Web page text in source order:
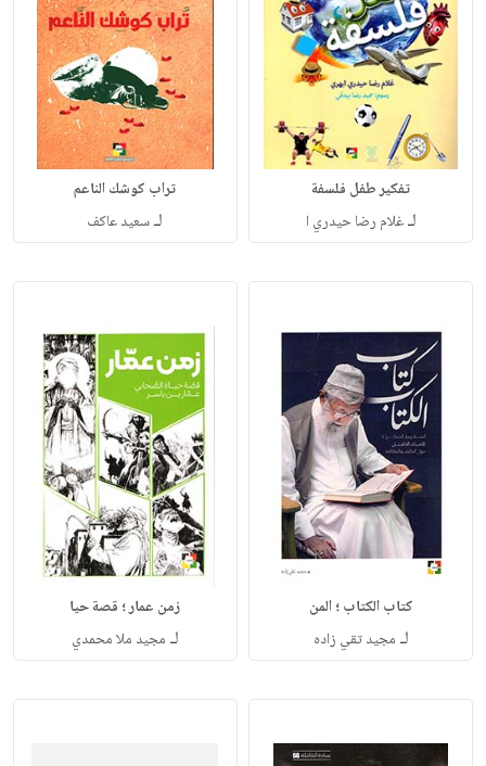
تفكير طفل فلسفة
لـغلام رضا حيدري ا
تراب كوشك الناعم
لـسعيد عاكف
كتاب الكتاب ؛ المن
لـ مجيد تقي زاده
زمن عمار ؛ قصة حيا
لـ مجيد ملا محمدي